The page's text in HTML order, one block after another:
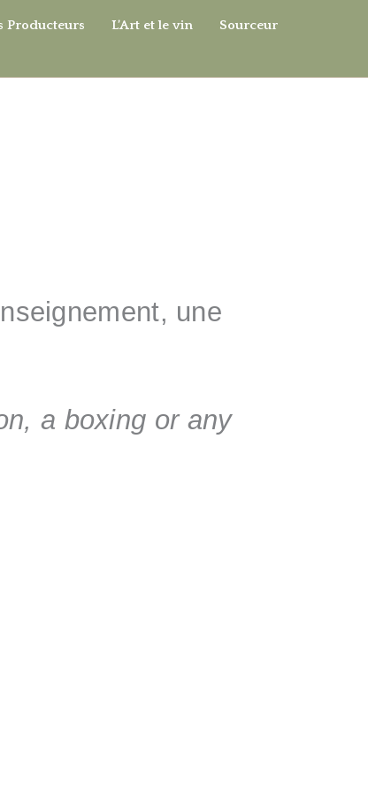
Producteurs L’Art et le vin
Sourceur
une
a boxing or any